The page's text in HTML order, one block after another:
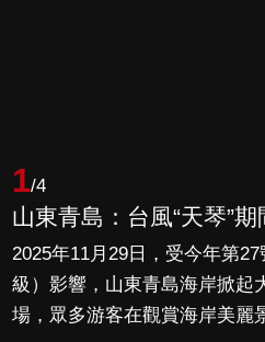
1/4
山東青島：台風“天琴”
2025年11月29日，受今年第
級）影響，山東青島海岸掀起
場，眾多游客在觀賞海岸美麗